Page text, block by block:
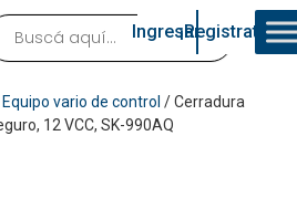
Ingresar¡Registrate!
Equipo vario de control / Cerradura
12 VCC, SK-990AQ